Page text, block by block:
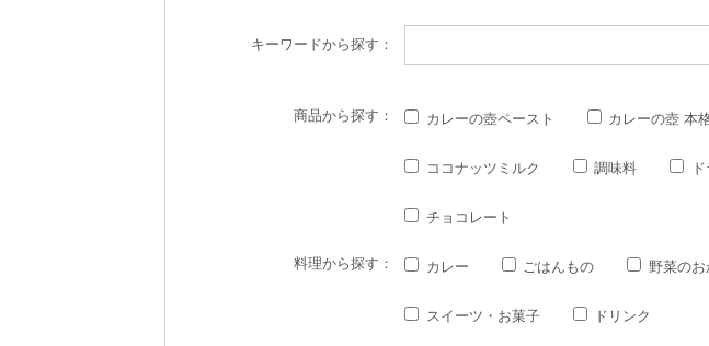
キーワードから探す：
商品から探す： カレーの壺ペースト カレーの壺 本
ココナッツミルク 調味料
チョコレート
料理から探す： カレー ごはんもの 野菜のお
スイーツ・お菓子 ドリンク